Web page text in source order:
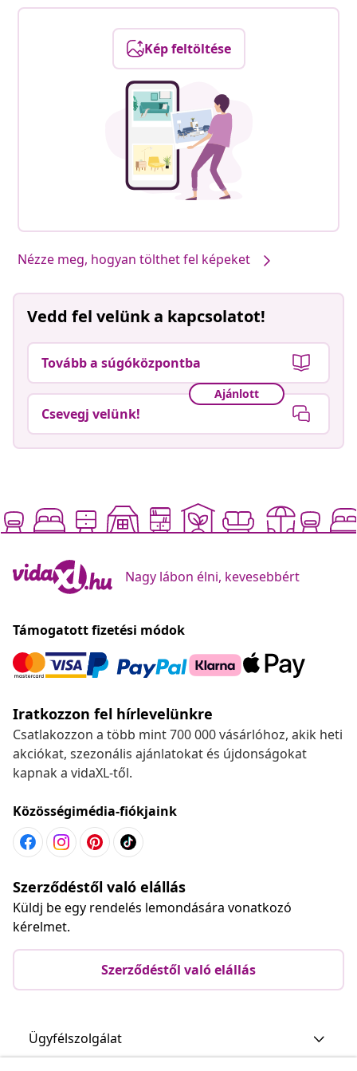
Kép feltöltése
Nézze meg, hogyan tölthet fel képeket
Vedd fel velünk a kapcsolatot!
Tovább a súgóközpontba
Ajánlott
Csevegj velünk!
Nagy lábon élni, kevesebbért
Támogatott fizetési módok
Iratkozzon fel hírlevelünkre
Csatlakozzon a több mint 700 000 vásárlóhoz, akik heti
akciókat, szezonális ajánlatokat és újdonságokat
kapnak a vidaXL-től.
Közösségimédia-fiókjaink
Szerződéstől való elállás
Küldj be egy rendelés lemondására vonatkozó
kérelmet.
Szerződéstől való elállás
Ügyfélszolgálat